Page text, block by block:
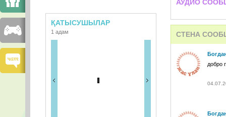
ҚАТЫСУШЫЛАР
1 адам
АУДИО
СТЕНА
добро